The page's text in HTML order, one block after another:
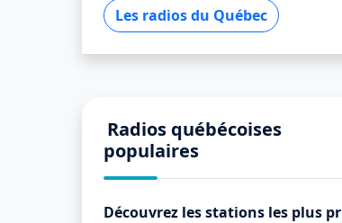
Les radios du Québec
Radios québécoises
populaires
Découvrez les stations les plus